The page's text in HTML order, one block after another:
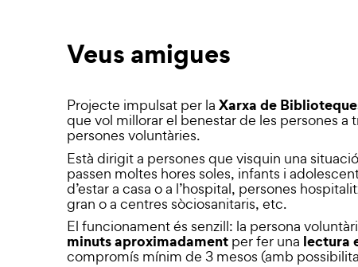
Veus amigues
Projecte impulsat per la Xarxa de
que vol millorar el benestar de les persones a
persones voluntàries.
Està dirigit a persones que visquin una
passen moltes hores soles, infants i
d’estar a casa o a l’hospital, persones
gran o a centres sòciosanitaris, etc.
El funcionament és senzill: la persona
minuts aproximadament per fer una lectura
compromís mínim de 3 mesos (amb